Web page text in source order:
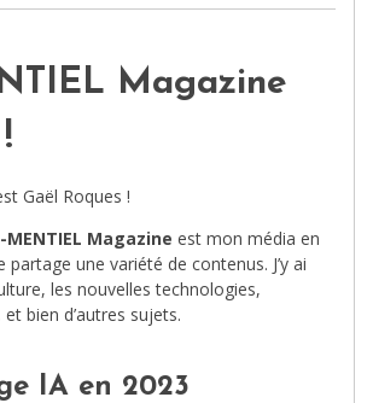
Magazine
Gaël Roques !
MENTIEL Magazine est mon média en
une variété de contenus. J’y ai
les nouvelles technologies,
bien d’autres sujets.
IA en 2023